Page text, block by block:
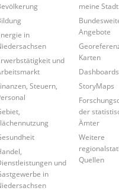
in
und
Steuern,
und
in
meine Stadt
Angebote
Karten
Dashboards
StoryMaps
der
Ämter
Weitere
Quellen